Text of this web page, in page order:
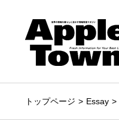
トップページ Essay